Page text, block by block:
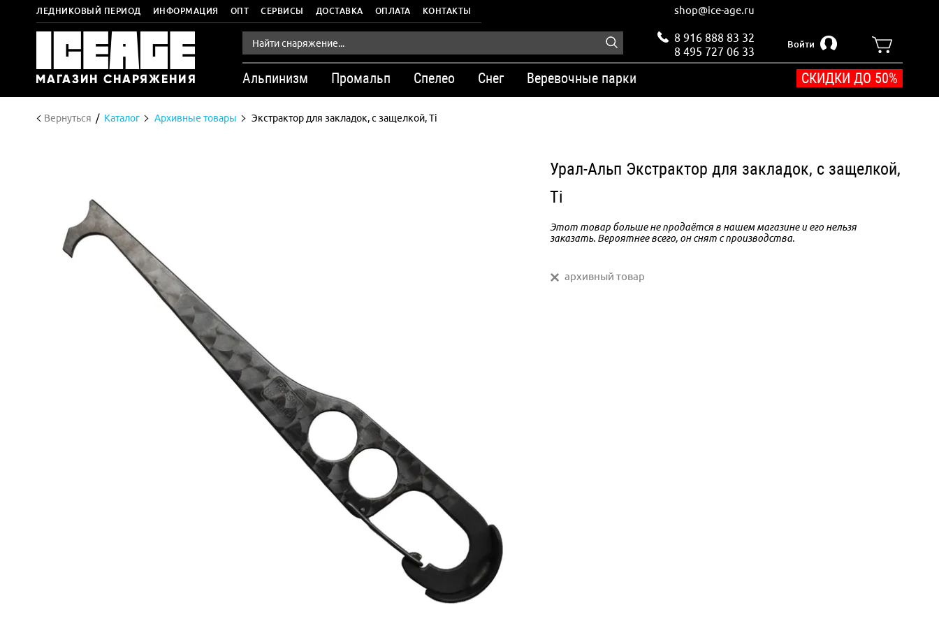
ЛЕДНИКОВЫЙ ПЕРИОД ИНФОРМАЦИЯ ОПТ СЕРВИСЫ ДОСТАВКА ОПЛАТА КОНТАКТЫ shop@ice-age.ru
8 916 888 83 32
8 495 727 06 33
Войти
Альпинизм Промальп Спелео Снег Веревочные парки СКИДКИ ДО 50%
Вернуться Каталог Архивные товары Экстрактор для закладок, с защелкой, Ti
Урал-Альп Экстрактор для закладок, с защелкой,
Ti
Этот товар больше не продаётся в нашем магазине и его нельзя
заказать. Вероятнее всего, он снят с производства.
архивный товар